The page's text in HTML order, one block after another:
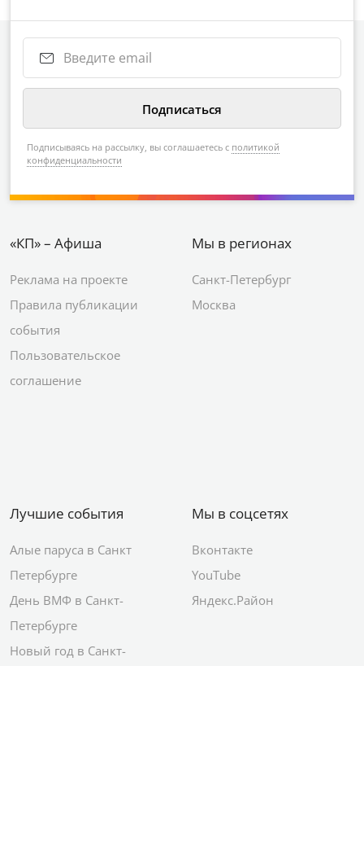
Подписываясь на рассылку, вы соглашаетесь с политикой
конфиденциальности
«КП» – Афиша
Реклама на проекте
Правила публикации
события
Пользовательское
соглашение
Мы в регионах
Санкт-Петербург
Москва
Лучшие события
Алые паруса в Санкт
Петербурге
День ВМФ в Санкт-
Петербурге
Новый год в Санкт-
Мы в соцсетях
Вконтакте
YouTube
Яндекс.Район